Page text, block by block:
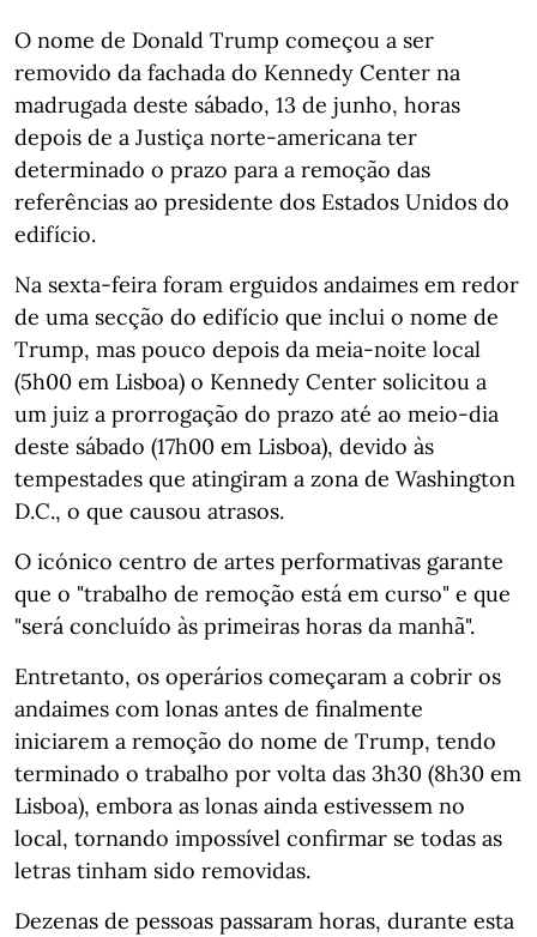
O nome de Donald Trump começou a ser
removido da fachada do Kennedy Center na
madrugada deste sábado, 13 de junho, horas
depois de a Justiça norte-americana ter
determinado o prazo para a remoção das
referências ao presidente dos Estados Unidos do
edifício.
Na sexta-feira foram erguidos andaimes em redor
de uma secção do edifício que inclui o nome de
Trump, mas pouco depois da meia-noite local
(5h00 em Lisboa) o Kennedy Center solicitou a
um juiz a prorrogação do prazo até ao meio-dia
deste sábado (17h00 em Lisboa), devido às
tempestades que atingiram a zona de Washington
D.C., o que causou atrasos.
O icónico centro de artes performativas garante
que o "trabalho de remoção está em curso" e que
"será concluído às primeiras horas da manhã".
Entretanto, os operários começaram a cobrir os
andaimes com lonas antes de finalmente
iniciarem a remoção do nome de Trump, tendo
terminado o trabalho por volta das 3h30 (8h30 em
Lisboa), embora as lonas ainda estivessem no
local, tornando impossível confirmar se todas as
letras tinham sido removidas.
Dezenas de pessoas passaram horas, durante esta